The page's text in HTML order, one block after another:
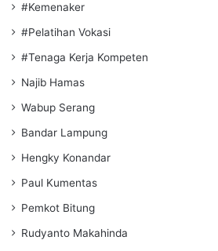
#Kemenaker
#Pelatihan Vokasi
#Tenaga Kerja Kompeten
Najib Hamas
Wabup Serang
Bandar Lampung
Hengky Konandar
Paul Kumentas
Pemkot Bitung
Rudyanto Makahinda